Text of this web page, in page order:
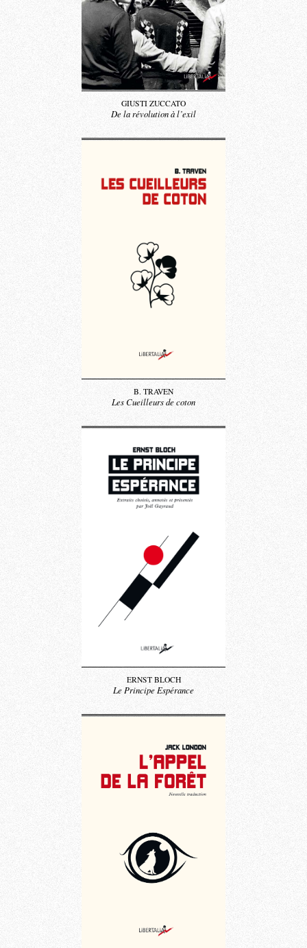
GIUSTI ZUCCATO
De la révolution à l’exil
B. TRAVEN
Les Cueilleurs de coton
ERNST BLOCH
Le Principe Espérance